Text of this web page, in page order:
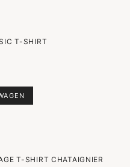
T-SHIRT
T-SHIRT CHATAIGNIER